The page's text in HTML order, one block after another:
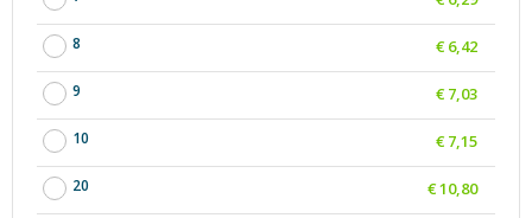
8
9
10
20
€ 6,42
€ 7,03
€ 7,15
€ 10,80